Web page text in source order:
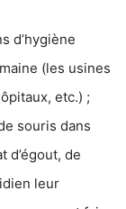
d’hygiène
(les usines
etc.) ;
souris dans
d’égout, de
leur